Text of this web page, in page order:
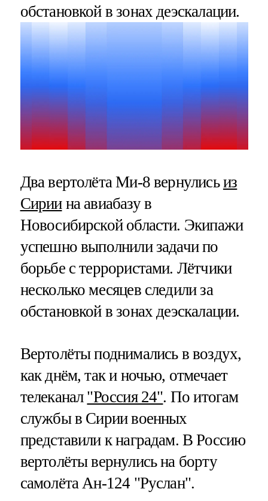
обстановкой в зонах деэскалации.
Два вертолёта Ми-8 вернулисьиз
Сириина авиабазу в
Новосибирской области. Экипажи
успешно выполнили задачи по
борьбе с террористами. Лётчики
несколько месяцев следили за
обстановкой в зонах деэскалации.
Вертолёты поднимались в воздух,
как днём, так и ночью, отмечает
телеканал "Россия 24". По итогам
службы в Сирии военных
представили к наградам. В Россию
вертолёты вернулись на борту
самолёта Ан-124 "Руслан".